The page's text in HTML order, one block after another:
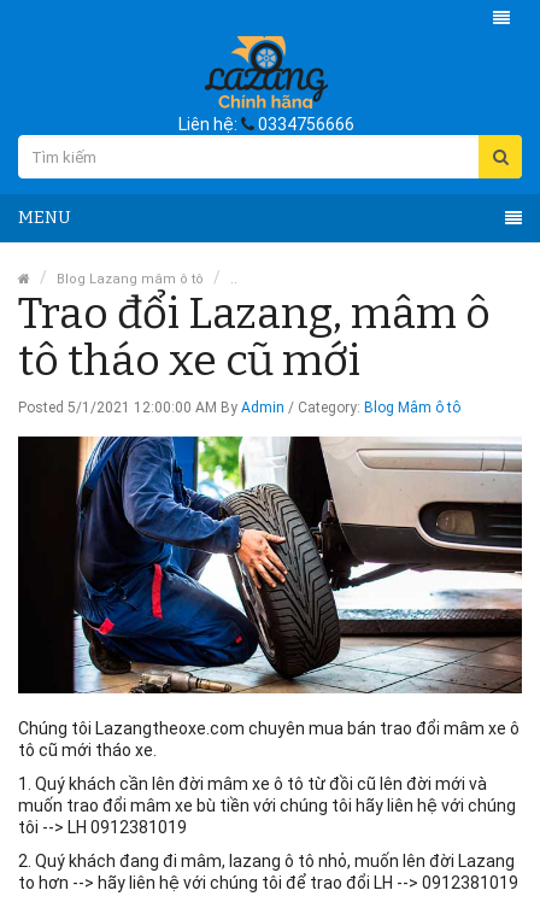
Liên hệ: 0334756666
MENU
Blog Lazang mâm ô tô ..
Trao đổi Lazang, mâm ô
tô tháo xe cũ mới
Posted 5/1/2021 12:00:00 AM By Admin / Category: Blog Mâm ô tô
Chúng tôi Lazangtheoxe.com chuyên mua bán trao đổi mâm xe ô
tô cũ mới tháo xe.
1. Quý khách cần lên đời mâm xe ô tô từ đồi cũ lên đời mới và
muốn trao đổi mâm xe bù tiền với chúng tôi hãy liên hệ với chúng
tôi --> LH 0912381019
2. Quý khách đang đi mâm, lazang ô tô nhỏ, muốn lên đời Lazang
to hơn --> hãy liên hệ với chúng tôi để trao đổi LH --> 0912381019